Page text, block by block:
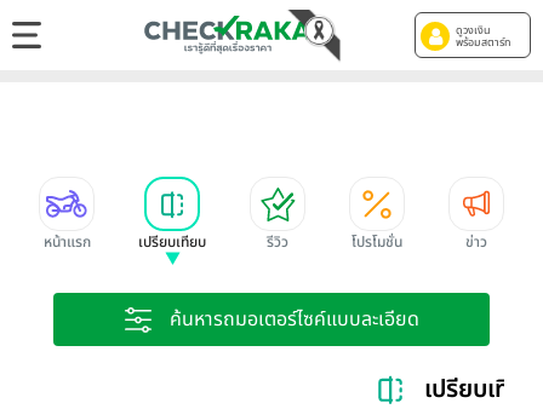
ดูวงเงิน
พร้อมสตาร์ท
หน้าแรก เปรียบเทียบ รีวิว โปรโมชั่น ข่าว
ค้นหารถมอเตอร์ไซค์แบบละเอียด
เปรียบเทีย